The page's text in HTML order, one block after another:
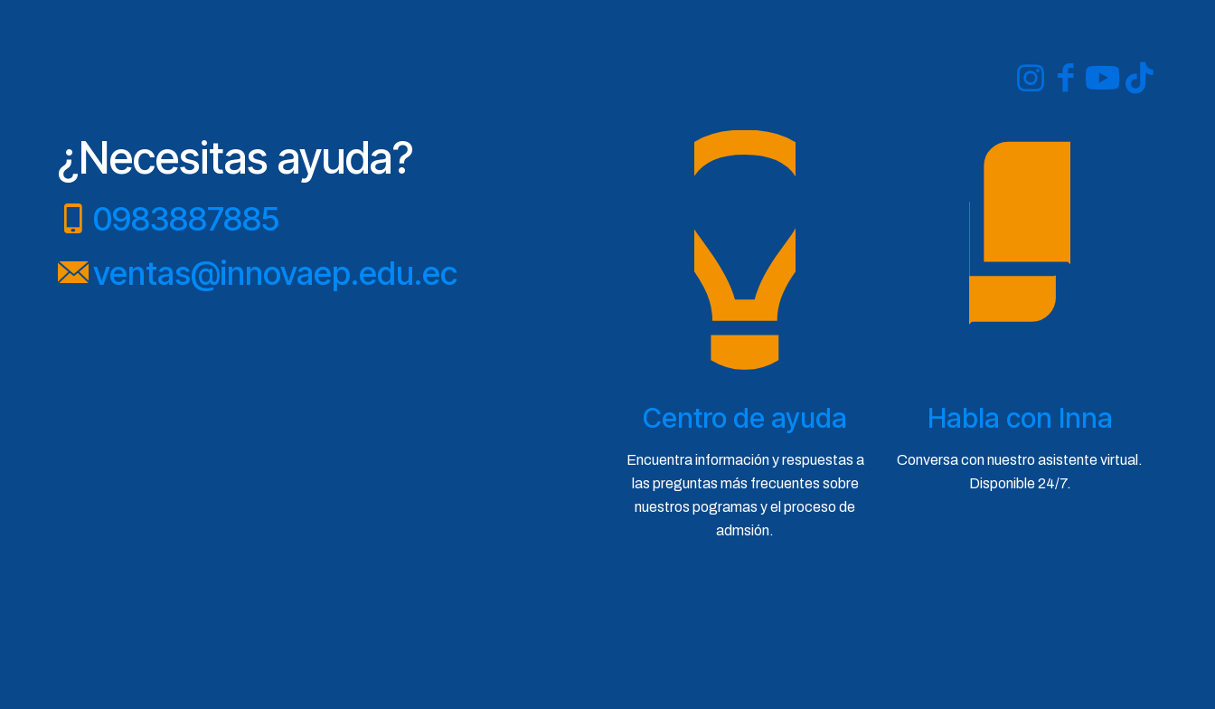
¿Necesitas ayuda?
0983887885
ventas@innovaep.edu.ec
Centro de ayuda
Encuentra información y respuestas a
las preguntas más frecuentes sobre
nuestros pogramas y el proceso de
admsión.
Habla con Inna
Conversa con nuestro asistente virtual.
Disponible 24/7.